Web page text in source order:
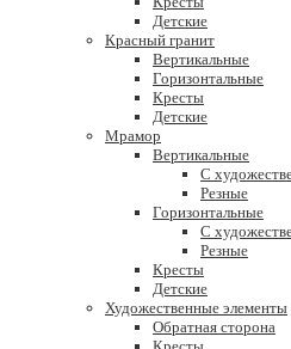
Детские
Красный гранит
Вертикальные
Горизонтальные
Кресты
Детские
Мрамор
Вертикальные
С
Резные
Горизонтальные
С
Резные
Кресты
Детские
Художественные элементы
Обратная сторона